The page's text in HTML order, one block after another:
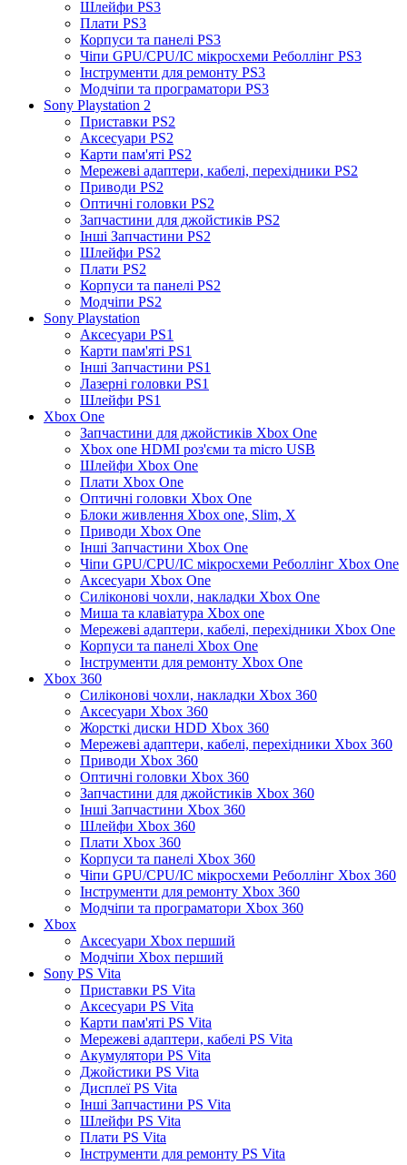
Шлейфи PS3
Плати PS3
Корпуси та панелі PS3
Чіпи GPU/CPU/IC мікросхеми Реболлінг PS3
Інструменти для ремонту PS3
Модчіпи та програматори PS3
Sony Playstation 2
Приставки PS2
Аксесуари PS2
Карти пам'яті PS2
Мережеві адаптери, кабелі, перехідники PS2
Приводи PS2
Оптичні головки PS2
Запчастини для джойстиків PS2
Інші Запчастини PS2
Шлейфи PS2
Плати PS2
Корпуси та панелі PS2
Модчіпи PS2
Sony Playstation
Аксесуари PS1
Карти пам'яті PS1
Інші Запчастини PS1
Лазерні головки PS1
Шлейфи PS1
Xbox One
Запчастини для джойстиків Xbox One
Xbox one HDMI роз'єми та micro USB
Шлейфи Xbox One
Плати Xbox One
Оптичні головки Xbox One
Блоки живлення Xbox one, Slim, X
Приводи Xbox One
Інші Запчастини Xbox One
Чіпи GPU/CPU/IC мікросхеми Реболлінг Xbox One
Аксесуари Xbox One
Силіконові чохли, накладки Xbox One
Миша та клавіатура Xbox one
Мережеві адаптери, кабелі, перехідники Xbox One
Корпуси та панелі Xbox One
Інструменти для ремонту Xbox One
Xbox 360
Силіконові чохли, накладки Xbox 360
Аксесуари Xbox 360
Жорсткі диски HDD Xbox 360
Мережеві адаптери, кабелі, перехідники Xbox 360
Приводи Xbox 360
Оптичні головки Xbox 360
Запчастини для джойстиків Xbox 360
Інші Запчастини Xbox 360
Шлейфи Xbox 360
Плати Xbox 360
Корпуси та панелі Xbox 360
Чіпи GPU/CPU/IC мікросхеми Реболлінг Xbox 360
Інструменти для ремонту Xbox 360
Модчіпи та програматори Xbox 360
Xbox
Аксесуари Xbox перший
Модчіпи Xbox перший
Sony PS Vita
Приставки PS Vita
Аксесуари PS Vita
Карти пам'яті PS Vita
Мережеві адаптери, кабелі PS Vita
Акумулятори PS Vita
Джойстики PS Vita
Дисплеї PS Vita
Інші Запчастини PS Vita
Шлейфи PS Vita
Плати PS Vita
Інструменти для ремонту PS Vita